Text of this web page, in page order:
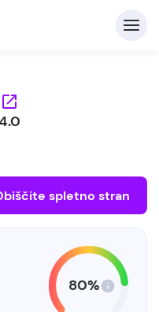
spletno stran
80%